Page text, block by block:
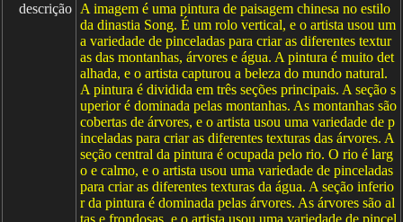
descrição A imagem é uma pintura de paisagem chinesa no estilo
da dinastia Song. É um rolo vertical, e o artista usou um
a variedade de pinceladas para criar as diferentes textur
as das montanhas, árvores e água. A pintura é muito det
alhada, e o artista capturou a beleza do mundo natural.
A pintura é dividida em três seções principais. A seção s
uperior é dominada pelas montanhas. As montanhas são
cobertas de árvores, e o artista usou uma variedade de p
inceladas para criar as diferentes texturas das árvores. A
seção central da pintura é ocupada pelo rio. O rio é larg
o e calmo, e o artista usou uma variedade de pinceladas
para criar as diferentes texturas da água. A seção inferio
r da pintura é dominada pelas árvores. As árvores são al
tas e frondosas, e o artista usou uma variedade de pincel